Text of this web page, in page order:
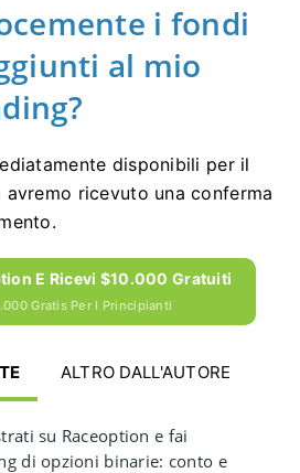
i fondi
al mio
disponibili per il
ricevuto una conferma
E Ricevi $10.000 Gratuiti
Gratis Per I Principianti
ALTRO DALL'AUTORE
su Raceoption e fai
di opzioni binarie: conto e